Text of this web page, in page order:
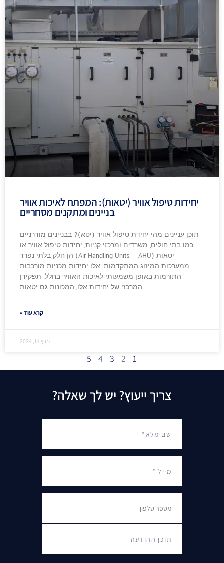
יחידות טיפול אוויר (יטאות): המפתח לאיכות אוויר
בניינים ומתקנים מסחריים
תוכן עניינים מהי יחידת טיפול אוויר (יטא)? בבניינים מודרניים
כמו בתי חולים, משרדים ומרכזי קניות, יחידות טיפול אוויר או
יטאות (Air Handling Units – AHU) הן חלק בלתי נפרד
ממערכות המיזוג המתקדמות. אלו יחידות מכניות מורכבות
התורמות באופן משמעותי לאיכות האוויר בחלל. תפקידן
המרכזי של יחידות אלו, המכונות גם יטאות
קרא עוד »
מרץ 14, 2024
1
2
3
4
5
צריך ייעוץ? יש לך שאלה?